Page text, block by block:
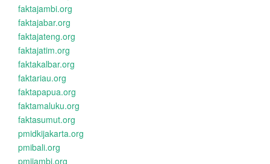
faktajambi.org
faktajabar.org
faktajateng.org
faktajatim.org
faktakalbar.org
faktariau.org
faktapapua.org
faktamaluku.org
faktasumut.org
pmidkijakarta.org
pmibali.org
pmijambi.org